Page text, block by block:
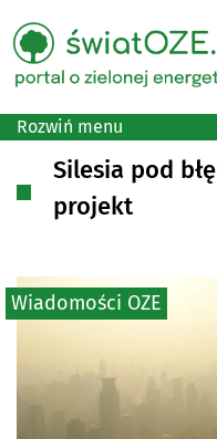
Rozwiń menu
Silesia pod
projekt
Wiadomości OZE